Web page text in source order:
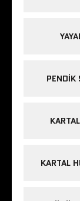
PENDIK
KARTAL